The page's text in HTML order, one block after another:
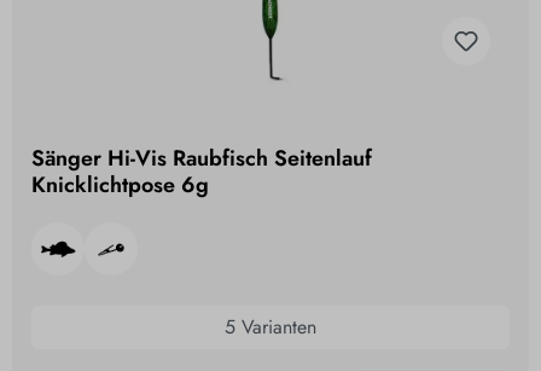
Sänger Hi-Vis Raubfisch Seitenlauf
Knicklichtpose 6g
5 Varianten